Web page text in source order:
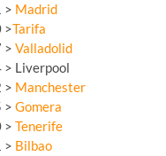
> Madrid
>Tarifa
> Valladolid
Liverpool
> Manchester
> Gomera
> Tenerife
> Bilbao